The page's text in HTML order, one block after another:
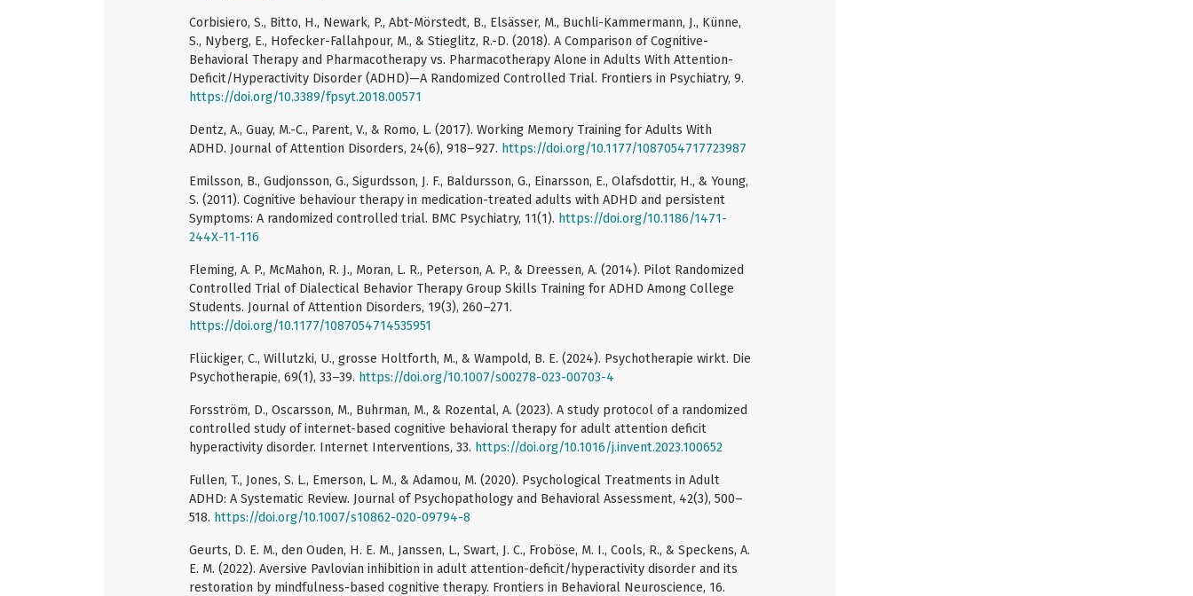
Corbisiero, S., Bitto, H., Newark, P., Abt-Mörstedt, B., Elsässer, M., Buchli-Kammermann, J., Künne,
S., Nyberg, E., Hofecker-Fallahpour, M., & Stieglitz, R.-D. (2018). A Comparison of Cognitive-
Behavioral Therapy and Pharmacotherapy vs. Pharmacotherapy Alone in Adults With Attention-
Deficit/Hyperactivity Disorder (ADHD)—A Randomized Controlled Trial. Frontiers in Psychiatry, 9.
https://doi.org/10.3389/fpsyt.2018.00571
Dentz, A., Guay, M.-C., Parent, V., & Romo, L. (2017). Working Memory Training for Adults With
ADHD. Journal of Attention Disorders, 24(6), 918–927. https://doi.org/10.1177/1087054717723987
Emilsson, B., Gudjonsson, G., Sigurdsson, J. F., Baldursson, G., Einarsson, E., Olafsdottir, H., & Young,
S. (2011). Cognitive behaviour therapy in medication-treated adults with ADHD and persistent
Symptoms: A randomized controlled trial. BMC Psychiatry, 11(1). https://doi.org/10.1186/1471-
244X-11-116
Fleming, A. P., McMahon, R. J., Moran, L. R., Peterson, A. P., & Dreessen, A. (2014). Pilot Randomized
Controlled Trial of Dialectical Behavior Therapy Group Skills Training for ADHD Among College
Students. Journal of Attention Disorders, 19(3), 260–271.
https://doi.org/10.1177/1087054714535951
Flückiger, C., Willutzki, U., grosse Holtforth, M., & Wampold, B. E. (2024). Psychotherapie wirkt. Die
Psychotherapie, 69(1), 33–39. https://doi.org/10.1007/s00278-023-00703-4
Forsström, D., Oscarsson, M., Buhrman, M., & Rozental, A. (2023). A study protocol of a randomized
controlled study of internet-based cognitive behavioral therapy for adult attention deficit
hyperactivity disorder. Internet Interventions, 33. https://doi.org/10.1016/j.invent.2023.100652
Fullen, T., Jones, S. L., Emerson, L. M., & Adamou, M. (2020). Psychological Treatments in Adult
ADHD: A Systematic Review. Journal of Psychopathology and Behavioral Assessment, 42(3), 500–
518. https://doi.org/10.1007/s10862-020-09794-8
Geurts, D. E. M., den Ouden, H. E. M., Janssen, L., Swart, J. C., Froböse, M. I., Cools, R., & Speckens, A.
E. M. (2022). Aversive Pavlovian inhibition in adult attention-deficit/hyperactivity disorder and its
restoration by mindfulness-based cognitive therapy. Frontiers in Behavioral Neuroscience, 16.